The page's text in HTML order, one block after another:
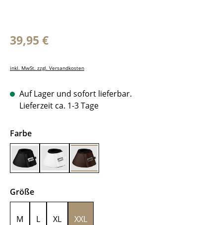
Regulärer Preis:
39,95 €
inkl. MwSt. zzgl. Versandkosten
Auf Lager und sofort lieferbar.
Lieferzeit ca. 1-3 Tage
Farbeauswählen
Black White Darkbrown
Größeauswählen
M L XL XXL